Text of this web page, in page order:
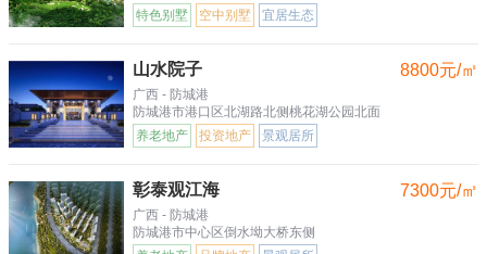
特色别墅
空中别墅 宜居生态
山水院子
广西 - 防城港
8800元/㎡
防城港市港口区北湖路北侧桃花湖公园北面
养老地产
投资地产 景观居所
彰泰观江海
广西 - 防城港
7300元/㎡
防城港市中心区倒水坳大桥东侧